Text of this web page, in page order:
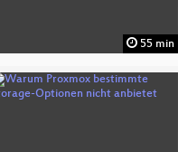
55 min